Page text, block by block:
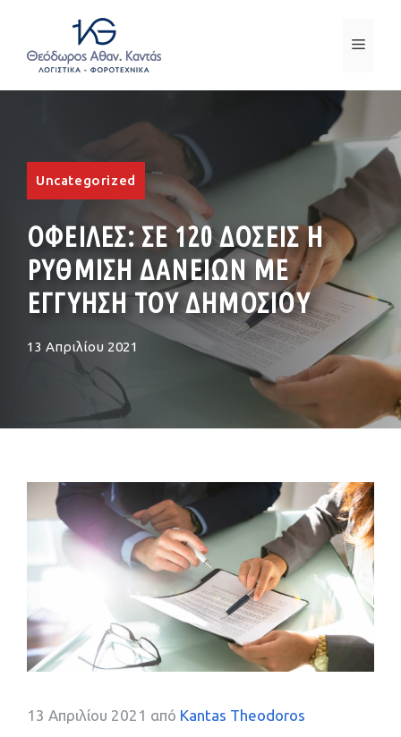
περιεχόμενο
Uncategorized
ΟΦΕΙΛΕΣ: ΣΕ 120 ΔΟΣΕΙΣ Η
ΡΥΘΜΙΣΗ ΔΑΝΕΙΩΝ ΜΕ
ΕΓΓΥΗΣΗ ΤΟΥ ΔΗΜΟΣΙΟΥ
13 Απριλίου 2021
13 Απριλίου 2021 από Kantas Theodoros